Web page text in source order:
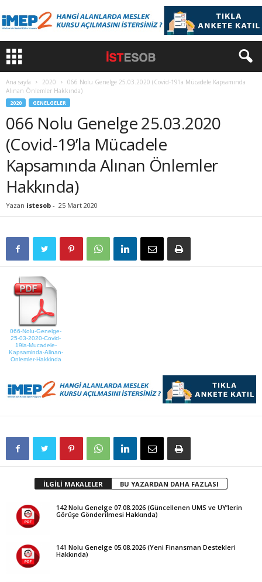
Ana sayfa 2020
066 Nolu Genelge 25.03.2020 (Covid-19’la Mücadele Kapsamında
Alınan Önlemler Hakkında)
2020 GENELGELER
066 Nolu Genelge 25.03.2020
(Covid-19’la Mücadele
Kapsamında Alınan Önlemler
Hakkında)
Yazan istesob - 25 Mart 2020
066-Nolu-Genelge-
25-03-2020-Covid-
19la-Mucadele-
Kapsaminda-Alinan-
Onlemler-Hakkinda
İLGİLİ MAKALELER BU YAZARDAN DAHA FAZLASI
142 Nolu Genelge 07.08.2026 (Güncellenen UMS ve UY’lerin
Görüşe Gönderilmesi Hakkında)
141 Nolu Genelge 05.08.2026 (Yeni Finansman Destekleri
Hakkında)